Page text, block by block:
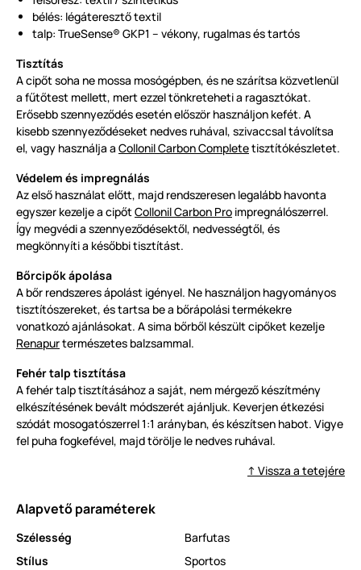
bélés: légáteresztő textil
talp: TrueSense® GKP1 – vékony, rugalmas és tartós
Tisztítás
A cipőt soha ne mossa mosógépben, és ne szárítsa közvetlenül
a fűtőtest mellett, mert ezzel tönkreteheti a ragasztókat.
Erősebb szennyeződés esetén először használjon kefét. A
kisebb szennyeződéseket nedves ruhával, szivaccsal távolítsa
el, vagy használja a Collonil Carbon Completetisztítókészletet.
Védelem és impregnálás
Az első használat előtt, majd rendszeresen legalább havonta
egyszer kezelje a cipőtCollonil Carbon Pro impregnálószerrel.
Így megvédi a szennyeződésektől, nedvességtől, és
megkönnyíti a későbbi tisztítást.
Bőrcipők ápolása
A bőr rendszeres ápolást igényel. Ne használjon hagyományos
tisztítószereket, és tartsa be a bőrápolási termékekre
vonatkozó ajánlásokat. A sima bőrből készült cipőket kezelje
Renapurtermészetes balzsammal.
Fehér talp tisztítása
A fehér talp tisztításához a saját, nem mérgező készítmény
elkészítésének bevált módszerét ajánljuk. Keverjen étkezési
szódát mosogatószerrel 1:1 arányban, és készítsen habot. Vigye
fel puha fogkefével, majd törölje le nedves ruhával.
↑ Vissza a tetejére
Alapvető paraméterek
Szélesség
Barfutas
Stílus
Sportos